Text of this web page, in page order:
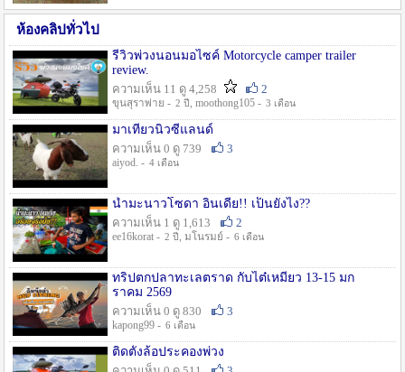
ห้องคลิปทั่วไป
รีวิวพ่วงนอนมอไซค์ Motorcycle camper trailer
review.
ความเห็น 11 ดู 4,258
2
ขุนสุราพ่าย - 2 ปี , moothong105 - 3 เดือน
มาเที่ยวนิวซีแลนด์
ความเห็น 0 ดู 739
3
aiyod. - 4 เดือน
น้ำมะนาวโซดา อินเดีย!! เป็นยังไง??
ความเห็น 1 ดู 1,613
2
ee16korat - 2 ปี , มโนรมย์ - 6 เดือน
ทริปตกปลาทะเลตราด กับไต๋เหมี่ยว 13-15 มก
ราคม 2569
ความเห็น 0 ดู 830
3
kapong99 - 6 เดือน
ติดตั้งล้อประคองพ่วง